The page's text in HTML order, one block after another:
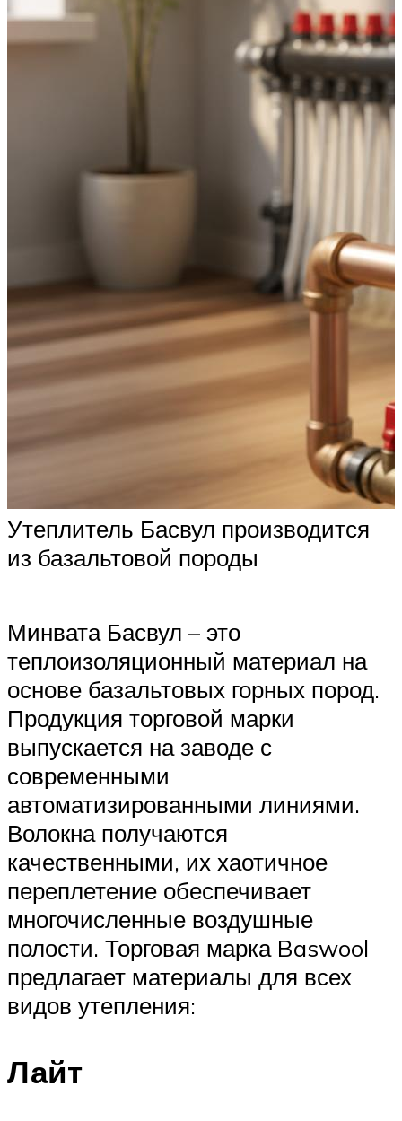
Утеплитель Басвул производится
из базальтовой породы
Минвата Басвул – это
теплоизоляционный материал на
основе базальтовых горных пород.
Продукция торговой марки
выпускается на заводе с
современными
автоматизированными линиями.
Волокна получаются
качественными, их хаотичное
переплетение обеспечивает
многочисленные воздушные
полости. Торговая марка Baswool
предлагает материалы для всех
видов утепления:
Лайт